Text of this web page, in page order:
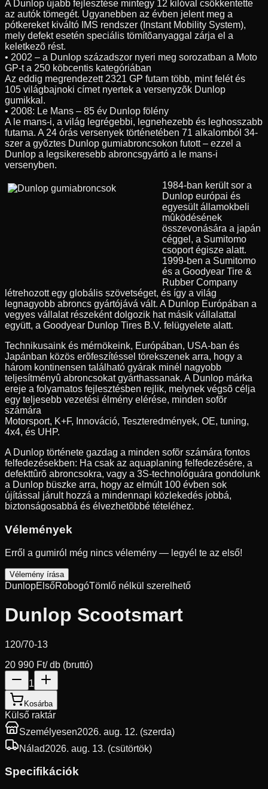
A Dunlop újabb fejlesztése mintegy 12 kilóval csökkentette
az autók tömegét. Ugyanebben az évben jelent meg a
pótkereket kiváltó IMS rendszer (Instant Mobility System),
mely defekt esetén speciális tömítõanyaggal zárja el a
keletkezõ rést.
• 2002 – a Dunlop századszor nyeri meg sorozatban a Moto
GP-t a 250 köbcentis kategóriában
Az eddig megrendezett 2321 GP futam több, mint felét és
105 világbajnoki címet nyertek a versenyzõk Dunlop
gumikkal.
• 2008: Le Mans – 85 év Dunlop fölény
A le mans-i, a világ legrégebbi, legnehezebb és leghosszabb
futama. A 24 órás versenyek történetében 71 alkalomból 34-
szer a gyõztes Dunlop gumiabroncsokon futott – ezzel a
Dunlop a legsikeresebb abroncsgyártó a le mans-i
versenyben.
1984-ban került sor a
Dunlop európai és
egyesült államokbeli
mûködésének
összevonására a japán
céggel, a Sumitomo
csoport égisze alatt.
1999-ben a Sumitomo
és a Goodyear Tire &
Rubber Company
létrehozott egy globális szövetséget, és így a világ
legnagyobb abroncs gyártójává vált. A Dunlop Európában a
vegyes vállalat részeként dolgozik hat másik vállalattal
együtt, a Goodyear Dunlop Tires B.V. felügyelete alatt.
Technikusaink és mérnökeink, Európában, USA-ban és
Japánban közös erõfeszítéssel törekszenek arra, hogy a
három kontinensen található gyárak minél nagyobb
teljesítményû abroncsokat gyárthassanak. A Dunlop márka
ereje a folyamatos fejlesztésben rejlik, melynek végsõ célja
egy teljesebb vezetési élmény elérése, minden sofõr
számára
Motorsport, K+F, Innováció, Teszteredmények, OE, tuning,
4x4, és UHP.
A Dunlop története gazdag a minden sofõr számára fontos
felfedezésekben: Ha csak az aquaplaning felfedezésére, a
defekttûrõ abroncsokra, vagy a 3S-technológuára gondolunk
a Dunlop büszke arra, hogy az elmúlt 100 évben sok
újítással járult hozzá a mindennapi közlekedés jobbá,
biztonságosabbá és élvezhetõbbé tételéhez.
Vélemények
Erről a gumiról még nincs vélemény — legyél te az első!
Vélemény írása
DunlopElsőRobogóTömlő nélkül szerelhető
Dunlop Scootsmart
120/70-13
20 990 Ft/ db (bruttó)
1
Kosárba
Külső raktár
Személyesen2026. aug. 12. (szerda)
Nálad2026. aug. 13. (csütörtök)
Specifikációk